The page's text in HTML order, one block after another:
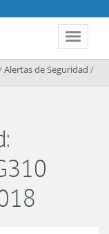
Toggle
Alertas de Seguridad /